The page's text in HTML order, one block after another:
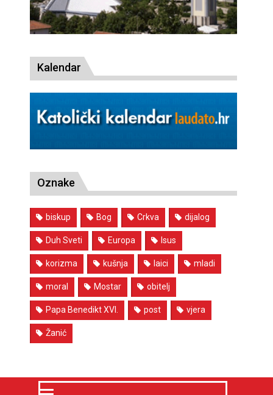
Kalendar
Oznake
biskup Bog Crkva dijalog
Duh Sveti Europa Isus
korizma kušnja laici mladi
moral Mostar obitelj
Papa Benedikt XVI. post vjera
Žanić